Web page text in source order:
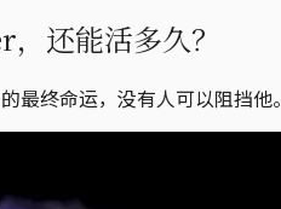
还能活多久？
最终命运，没有人可以阻挡他。